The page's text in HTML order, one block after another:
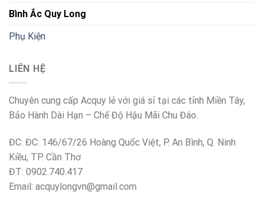
Bình Ắc Quy Long
Phụ Kiện
LIÊN HỆ
Chuyên cung cấp Acquy lẻ với giá sỉ tại các tỉnh Miền Tây,
Bảo Hành Dài Hạn – Chế Độ Hậu Mãi Chu Đáo.
ĐC: ĐC: 146/67/26 Hoàng Quốc Việt, P. An Bình, Q. Ninh
Kiều, TP. Cần Thơ
ĐT: 0902.740.417
Email: acquylongvn@gmail.com